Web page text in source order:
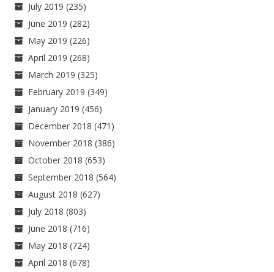
July 2019 (235)
June 2019 (282)
May 2019 (226)
April 2019 (268)
March 2019 (325)
February 2019 (349)
January 2019 (456)
December 2018 (471)
November 2018 (386)
October 2018 (653)
September 2018 (564)
August 2018 (627)
July 2018 (803)
June 2018 (716)
May 2018 (724)
April 2018 (678)